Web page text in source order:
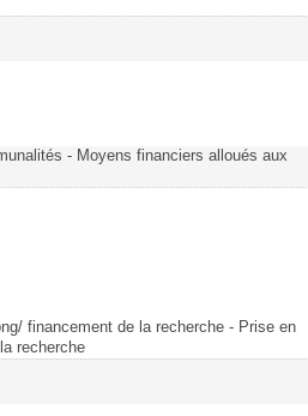
- Moyens financiers alloués aux
financement de la recherche - Prise en
recherche